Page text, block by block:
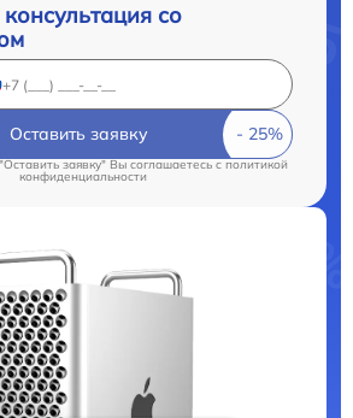
со
Оставить заявку
заявку" Вы соглашаетесь cполитикой
конфиденциальности